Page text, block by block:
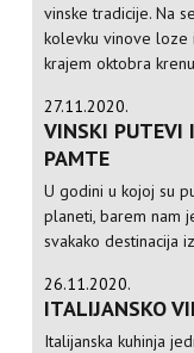
vinske tradicije. Na
kolevku vinove loze
krajem oktobra
27.11.2020.
VINSKI PUTEVI
PAMTE
U godini u kojoj su
planeti, barem nam
svakako destinacija
26.11.2020.
ITALIJANSKO
Italijanska kuhinja